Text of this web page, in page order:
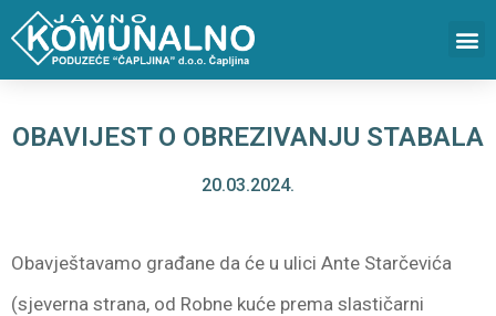
OBAVIJEST O OBREZIVANJU STABALA
20.03.2024.
Obavještavamo građane da će u ulici Ante Starčevića
(sjeverna strana, od Robne kuće prema slastičarni